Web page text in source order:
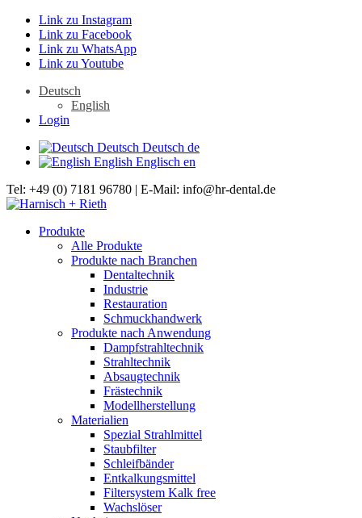
Link zu Instagram
Link zu Facebook
Link zu WhatsApp
Link zu Youtube
Deutsch
English
Login
Deutsch Deutsch de
English Englisch en
Tel: +49 (0) 7181 96780 | E-Mail: info@hr-dental.de
Produkte
Alle Produkte
Produkte nach Branchen
Dentaltechnik
Industrie
Restauration
Schmuckhandwerk
Produkte nach Anwendung
Dampfstrahltechnik
Strahltechnik
Absaugtechnik
Frästechnik
Modellherstellung
Materialien
Spezial Strahlmittel
Staubfilter
Schleifbänder
Entkalkungsmittel
Filtersystem Kalk free
Wachslöser